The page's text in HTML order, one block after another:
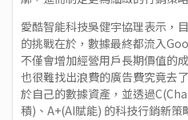
愛酷智能科技吳健宇協理表示，
的挑戰在於，數據最終都流入
不僅會增加經營用戶長期價值的
也很難找出浪費的廣告費究竟去
於自己的數據資產，並透過
積)、A+(AI賦能) 的科技行銷新